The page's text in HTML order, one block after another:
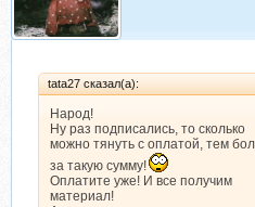
tata27 сказал(а):
Народ!
Ну раз подписались, то сколько
можно тянуть с оплатой, тем
за такую сумму!
Оплатите уже! И все получим
материал!